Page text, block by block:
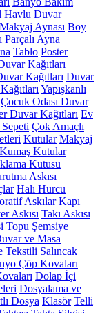
Havlu Duvar
Makyaj Aynası Boy
Parçalı Ayna
Tablo Poster
Kağıtları
Kağıtları Duvar
Yapışkanlı
Çocuk Odası Duvar
Duvar Kağıtları Ev
Çok Amaçlı
Kutular Makyaj
Kumaş Kutular
Kutusu
Askısı
Halı Hurcu
Askılar Kapı
Askısı Takı Askısı
Topu Şemsiye
ve Masa
Tekstili Salıncak
Çöp Kovaları
Dolap İçi
Dosyalama ve
Dosya Klasör Telli